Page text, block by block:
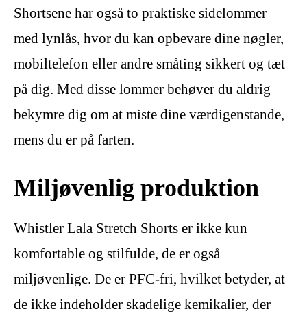
Shortsene har også to praktiske sidelommer
med lynlås, hvor du kan opbevare dine nøgler,
mobiltelefon eller andre småting sikkert og tæt
på dig. Med disse lommer behøver du aldrig
bekymre dig om at miste dine værdigenstande,
mens du er på farten.
Miljøvenlig produktion
Whistler Lala Stretch Shorts er ikke kun
komfortable og stilfulde, de er også
miljøvenlige. De er PFC-fri, hvilket betyder, at
de ikke indeholder skadelige kemikalier, der